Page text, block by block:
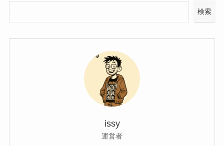
検索
issy
運営者